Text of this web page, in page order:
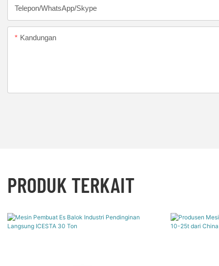
Telepon/WhatsApp/Skype
Kandungan
PRODUK TERKAIT